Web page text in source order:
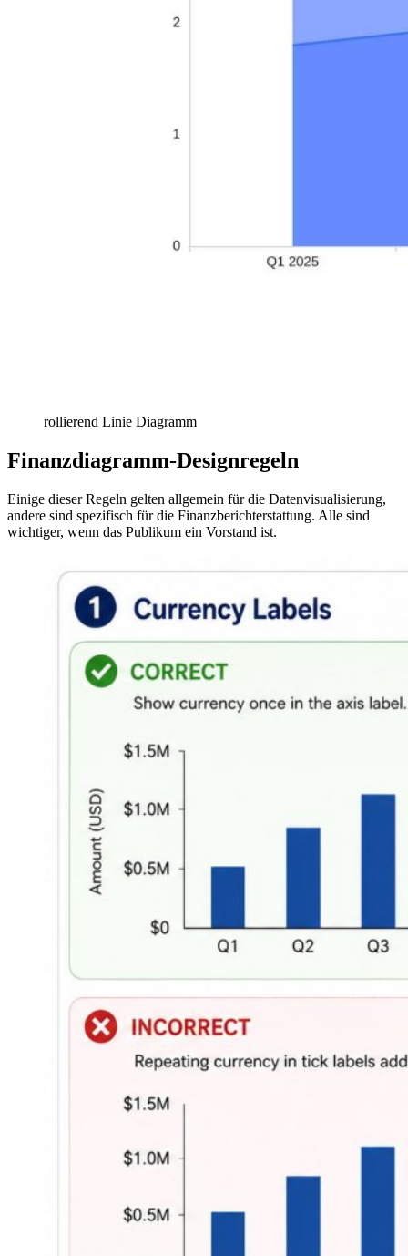
rollierend Linie Diagramm
Finanzdiagramm-Designregeln
Einige dieser Regeln gelten allgemein für die Datenvisualisierung,
andere sind spezifisch für die Finanzberichterstattung. Alle sind
wichtiger, wenn das Publikum ein Vorstand ist.